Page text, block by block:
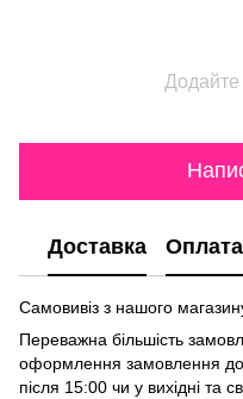
Додайте
Доставка Оплата
Самовивіз з нашого
Переважна більшість
оформлення замовлення
після 15:00 чи у вихідні та